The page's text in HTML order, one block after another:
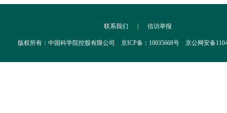
联系我们 | 信访举报
版权所有：中国科学院控股有限公司 京ICP备：10035668号 京公网安备